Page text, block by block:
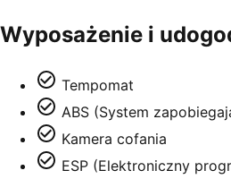
Wyposażenie i
Tempomat
ABS (System
Kamera cofania
ESP (Elektroniczny